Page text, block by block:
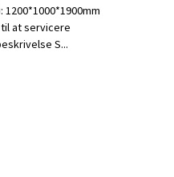
at servicere
S...